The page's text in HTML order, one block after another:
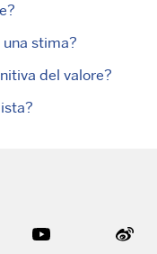
stima?
del valore?